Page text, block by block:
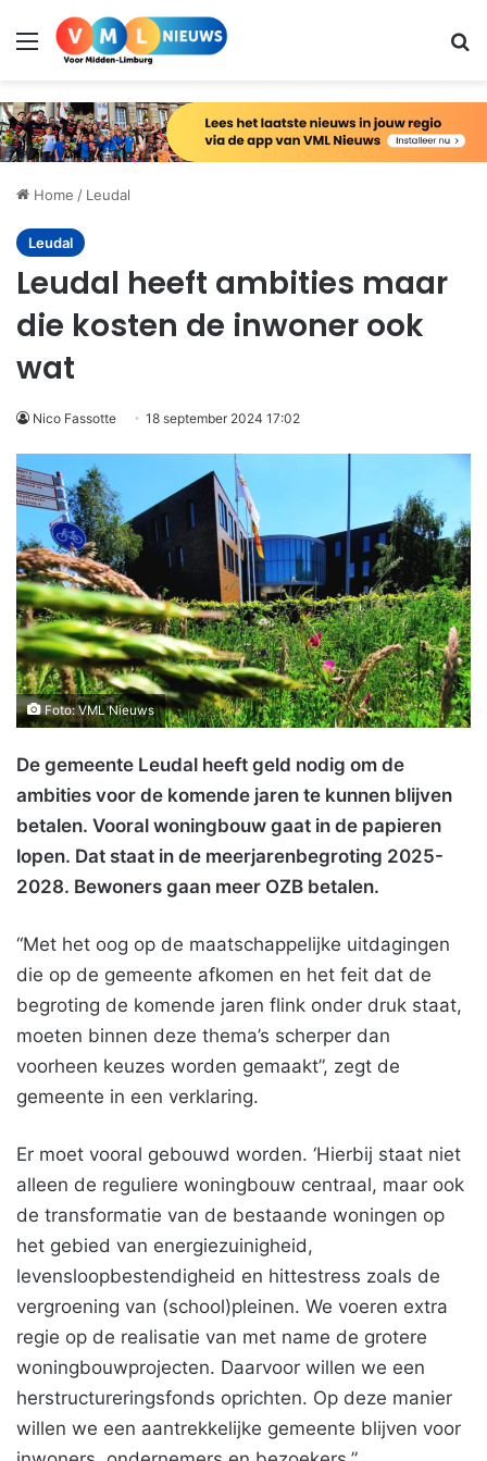
Menu
Home / Leudal
Leudal
Leudal heeft ambities maar
die kosten de inwoner ook
wat
Nico Fassotte 18 september 2024 17:02
Foto: VML Nieuws
De gemeente Leudal heeft geld nodig om de
ambities voor de komende jaren te kunnen blijven
betalen. Vooral woningbouw gaat in de papieren
lopen. Dat staat in de meerjarenbegroting 2025-
2028. Bewoners gaan meer OZB betalen.
“Met het oog op de maatschappelijke uitdagingen
die op de gemeente afkomen en het feit dat de
begroting de komende jaren flink onder druk staat,
moeten binnen deze thema’s scherper dan
voorheen keuzes worden gemaakt”, zegt de
gemeente in een verklaring.
Er moet vooral gebouwd worden. ‘Hierbij staat niet
alleen de reguliere woningbouw centraal, maar ook
de transformatie van de bestaande woningen op
het gebied van energiezuinigheid,
levensloopbestendigheid en hittestress zoals de
vergroening van (school)pleinen. We voeren extra
regie op de realisatie van met name de grotere
woningbouwprojecten. Daarvoor willen we een
herstructureringsfonds oprichten. Op deze manier
willen we een aantrekkelijke gemeente blijven voor